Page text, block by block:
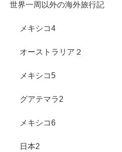
世界一周以外の海外旅行記
メキシコ4
オーストラリア２
メキシコ5
グアテマラ2
メキシコ6
日本2